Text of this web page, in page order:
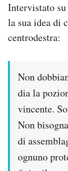
Cultura
Economia
Sport
NEWSLETTER
I MIEI
Intervistato su
la sua idea di
centrodestra:
Non
dia la
vincente.
Non
di
ognuno